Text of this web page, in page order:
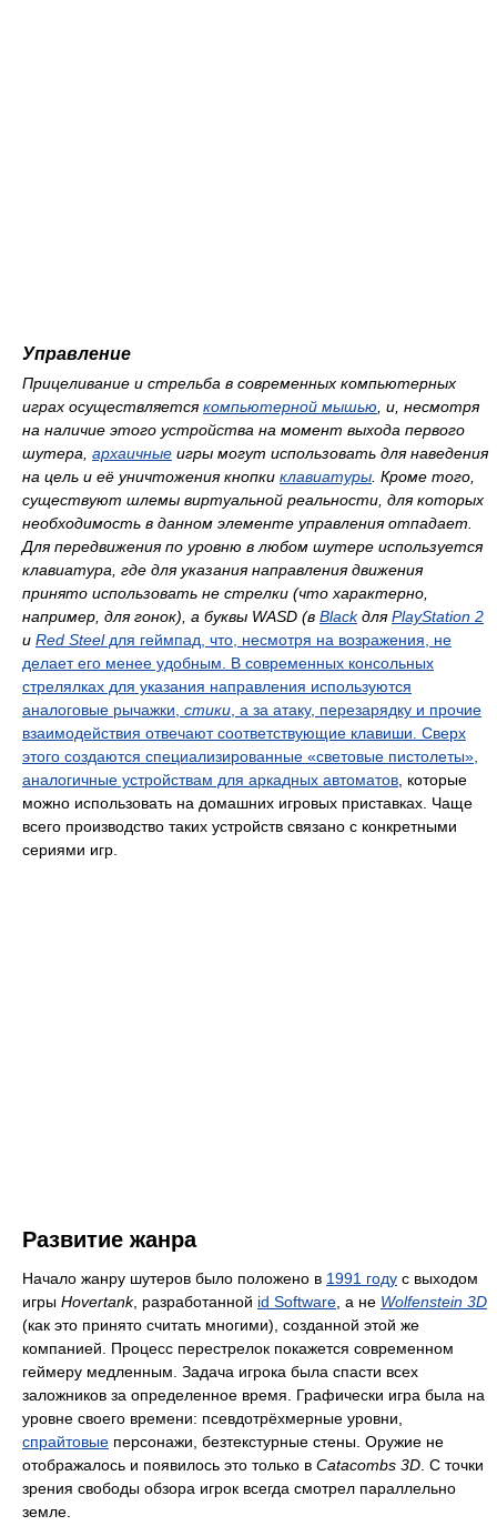
Управление
Прицеливание и стрельба в современных компьютерных
играх осуществляетсякомпьютерной мышью, и, несмотря
на наличие этого устройства на момент выхода первого
шутера, архаичные игры могут использовать для наведения
на цель и её уничтожения кнопки клавиатуры. Кроме того,
существуют шлемы виртуальной реальности, для которых
необходимость в данном элементе управления отпадает.
Для передвижения по уровню в любом шутере используется
клавиатура, где для указания направления движения
принято использовать не стрелки (что характерно,
например, для гонок), а буквы WASD (в BlackдляPlayStation 2
и Red Steelдля геймпад, что, несмотря на возражения, не
делает его менее удобным. В современных консольных
стрелялках для указания направления используются
аналоговые рычажки, стики, а за атаку, перезарядку и прочие
взаимодействия отвечают соответствующие клавиши. Сверх
этого создаются специализированные «световые пистолеты»,
аналогичные устройствам для аркадных автоматов, которые
можно использовать на домашних игровых приставках. Чаще
всего производство таких устройств связано с конкретными
сериями игр.
Развитие жанра
Начало жанру шутеров было положено в 1991 году с выходом
игры Hovertank, разработанной id Software, а не Wolfenstein 3D
(как это принято считать многими), созданной этой же
компанией. Процесс перестрелок покажется современном
геймеру медленным. Задача игрока была спасти всех
заложников за определенное время. Графически игра была на
уровне своего времени: псевдотрёхмерные уровни,
спрайтовые персонажи, безтекстурные стены. Оружие не
отображалось и появилось это только в Catacombs 3D. С точки
зрения свободы обзора игрок всегда смотрел параллельно
земле.